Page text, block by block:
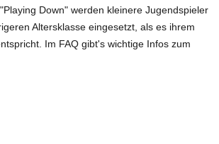
Down" werden kleinere Jugendspieler
Altersklasse eingesetzt, als es ihrem
Im FAQ gibt's wichtige Infos zum